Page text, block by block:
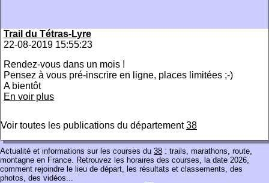
Trail du Tétras-Lyre
22-08-2019 15:55:23
Rendez-vous dans un mois !
Pensez à vous pré-inscrire en ligne, places limitées ;-)
A bientôt
En voir plus
Voir toutes les publications du département38
Actualité et informations sur les courses du 38 : trails, marathons, route,
montagne en France. Retrouvez les horaires des courses, la date 2026,
comment rejoindre le lieu de départ, les résultats et classements, des
photos, des vidéos...